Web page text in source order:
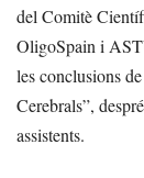
del Comitè
OligoSpain i
les conclusions
Cerebrals”,
assistents.